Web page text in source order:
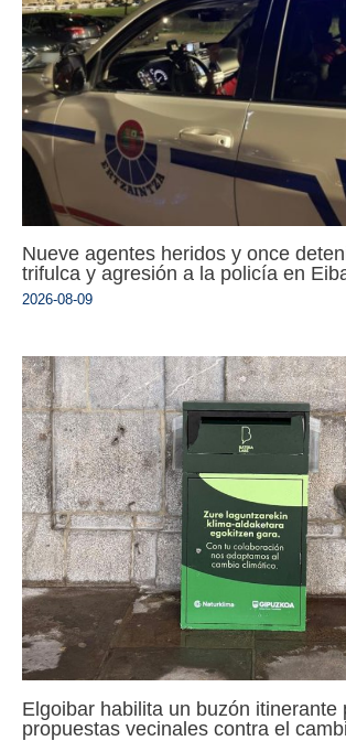
Nueve agentes heridos y once
trifulca y agresión a la policía en
2026-08-09
Elgoibar habilita un buzón itinerante
propuestas vecinales contra el